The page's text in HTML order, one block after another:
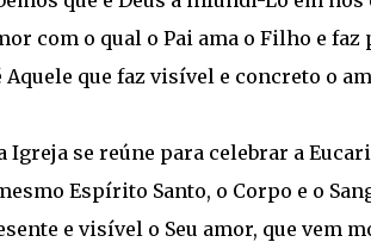
com o qual o Pai ama o Filho e
Aquele que faz visível e concreto o
Igreja se reúne para celebrar a
Espírito Santo, o Corpo e o
e visível o Seu amor, que vem